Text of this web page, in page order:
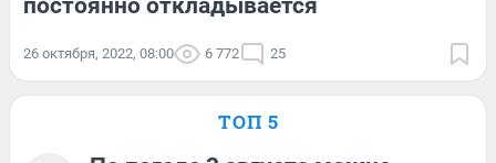
26 октября, 2022, 08:00 6 772 25
ТОП 5